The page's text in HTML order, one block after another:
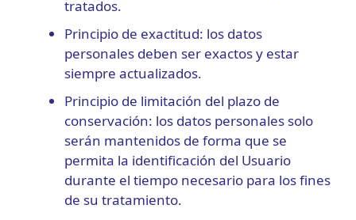
tratados.
Principio de exactitud: los datos
personales deben ser exactos y estar
siempre actualizados.
Principio de limitación del plazo de
conservación: los datos personales solo
serán mantenidos de forma que se
permita la identificación del Usuario
durante el tiempo necesario para los fines
de su tratamiento.